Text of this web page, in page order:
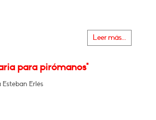
Leer más...
para pirómanos"
Erlés